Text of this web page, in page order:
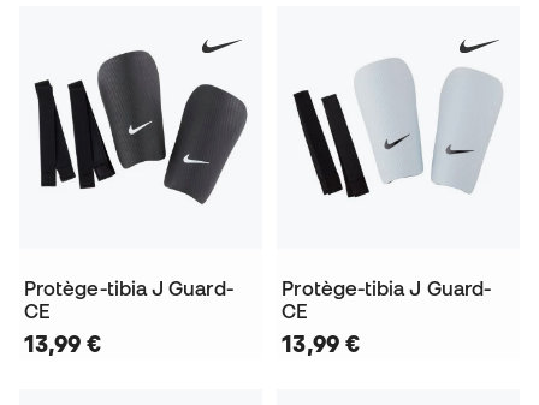
Protège-tibia J Guard-
CE
13,99 €
Protège-tibia J Guard-
CE
13,99 €